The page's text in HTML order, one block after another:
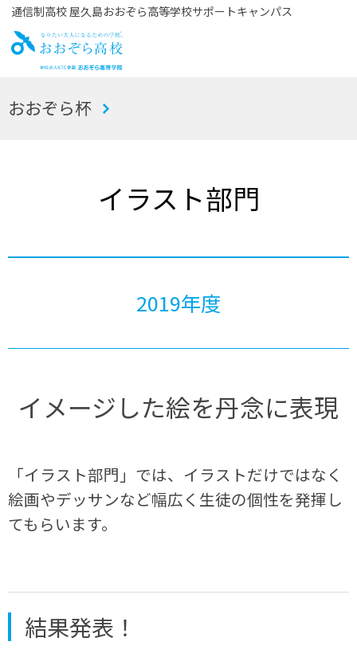
通信制高校 屋久島おおぞら高等学校サポートキャンパス
お
おおぞら杯
イラスト部門
2019年度
イメージした絵を丹念に表現
「イラスト部門」では、イラストだけではなく
絵画やデッサンなど幅広く生徒の個性を発揮し
てもらいます。
結果発表！